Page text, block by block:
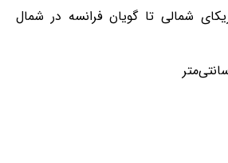
شمالی تا گویان فرانسه در شمال